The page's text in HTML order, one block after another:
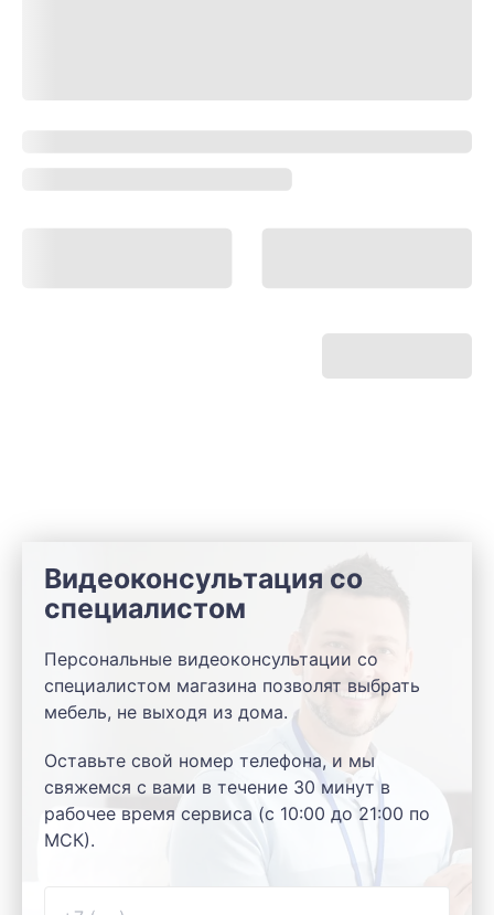
Видеоконсультация со
специалистом
Персональные видеоконсультации со
специалистом магазина позволят выбрать
мебель, не выходя из дома.
Оставьте свой номер телефона, и мы
свяжемся с вами в течение 30 минут в
рабочее время сервиса (с 10:00 до 21:00 по
МСК).